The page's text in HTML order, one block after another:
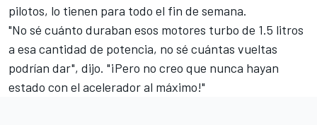
pilotos, lo tienen para todo el fin de semana.
"No sé cuánto duraban esos motores turbo de 1.5 litros
a esa cantidad de potencia, no sé cuántas vueltas
podrían dar", dijo. "¡Pero no creo que nunca hayan
estado con el acelerador al máximo!"